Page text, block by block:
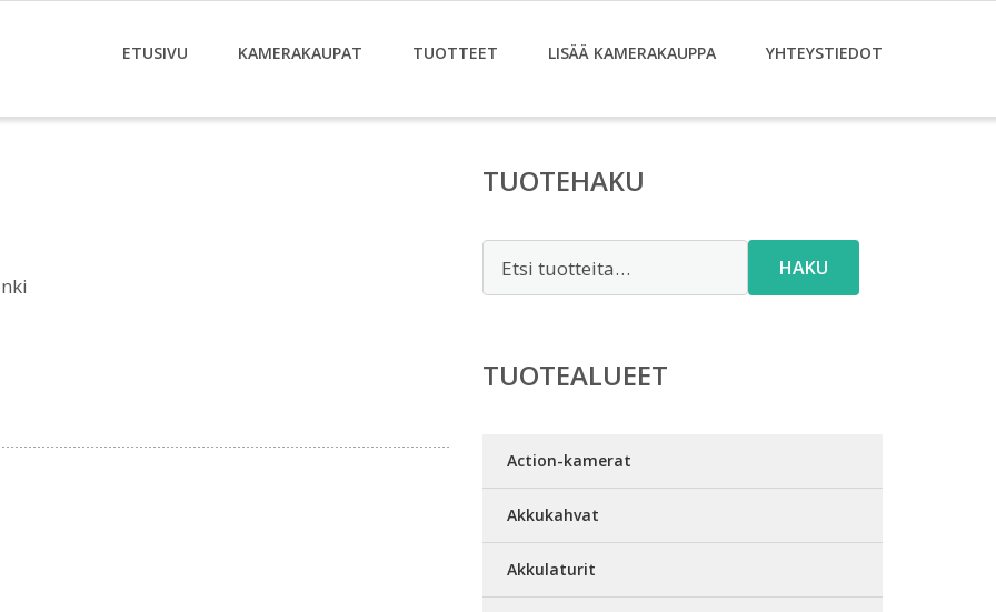
ETUSIVU KAMERAKAUPAT TUOTTEET LISÄÄ KAMERAKAUPPA YHTEYSTIEDOT
TUOTEHAKU
HAKU
TUOTEALUEET
Action-kamerat
Akkukahvat
Akkulaturit